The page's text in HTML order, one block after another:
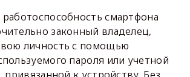
смартфона
законный владелец,
личность с помощью
пароля или учетной